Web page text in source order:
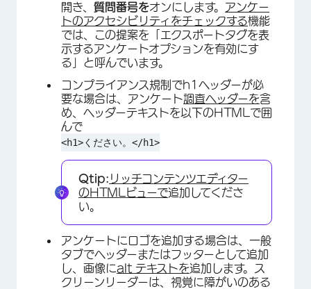
開き、 質問番号をオンにします。 アンケー
トのアクセシビリティをチェックする機能
では、この提案を「エクスポートタグを表
示するアンケートオプションを有効にす
る」と呼んでいます。
コンプライアンス規制でh1ヘッダーが必
要な場合は、アンケート調査ヘッダーを含
め、ヘッダーテキストを以下のHTMLで囲
んで
<h1>ください。</h1>
Qtip: リッチコンテンツエディター
のHTMLビューで追加してくださ
い。
アンケートにロゴを追加する場合は、一般
タブでヘッダーまたはフッターとして追加
し、画像にalt テキストを追加します。ス
クリーンリーダーは、視覚に障がいのある